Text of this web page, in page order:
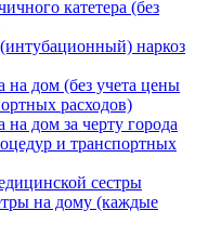
катетера (без
наркоз
на дом (без учета цены
расходов)
дом за черту города
и транспортных
сестры
на дому (каждые